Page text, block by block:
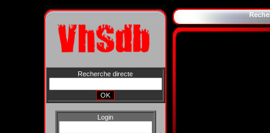
Recherche directe
Login